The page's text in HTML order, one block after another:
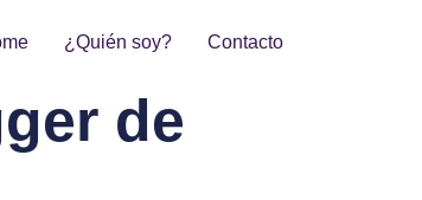
¿Quién soy? Contacto
de